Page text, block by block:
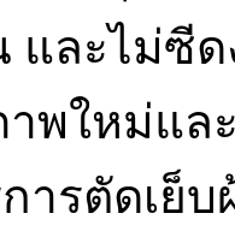
และไม่ซี
พใหม่แล
ารตัดเย็